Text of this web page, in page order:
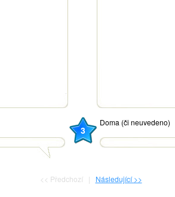
3
Doma (či neuvedeno)
<< Předchozí | Následující >>